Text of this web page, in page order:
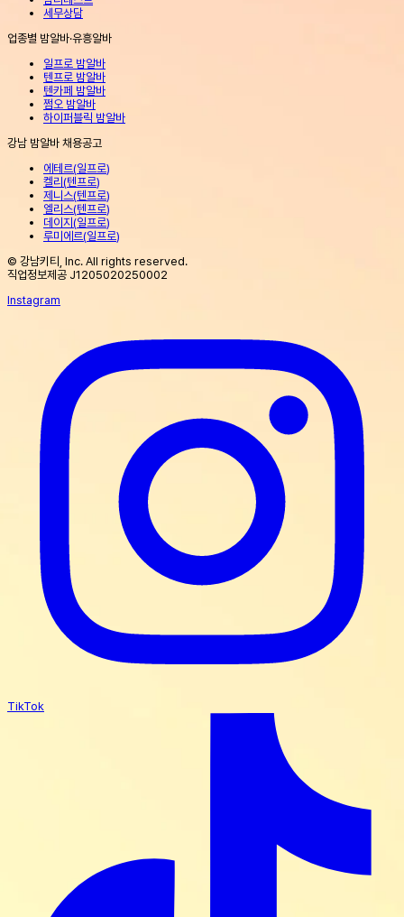
세무상담
업종별 밤알바·유흥알바
일프로 밤알바
텐프로 밤알바
텐카페 밤알바
쩜오 밤알바
하이퍼블릭 밤알바
강남 밤알바 채용공고
에테르(일프로)
켈리 (텐프로)
제니스(텐프로)
엘리스(텐프로)
데이지 (일프로)
루미에르(일프로)
© 강남키티, Inc. All rights reserved.
직업정보제공 J1205020250002
Instagram
TikTok